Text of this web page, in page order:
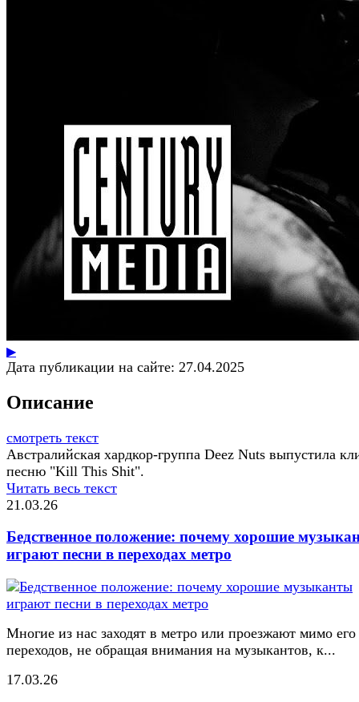
▶
Дата публикации на сайте: 27.04.2025
Описание
смотреть текст
Австралийская хардкор-группа Deez Nuts выпустила
песню "Kill This Shit".
Читать весь текст
21.03.26
Бедственное положение: почему хорошие
играют песни в переходах метро
Многие из нас заходят в метро или проезжают мимо его
переходов, не обращая внимания на музыкантов, к...
17.03.26